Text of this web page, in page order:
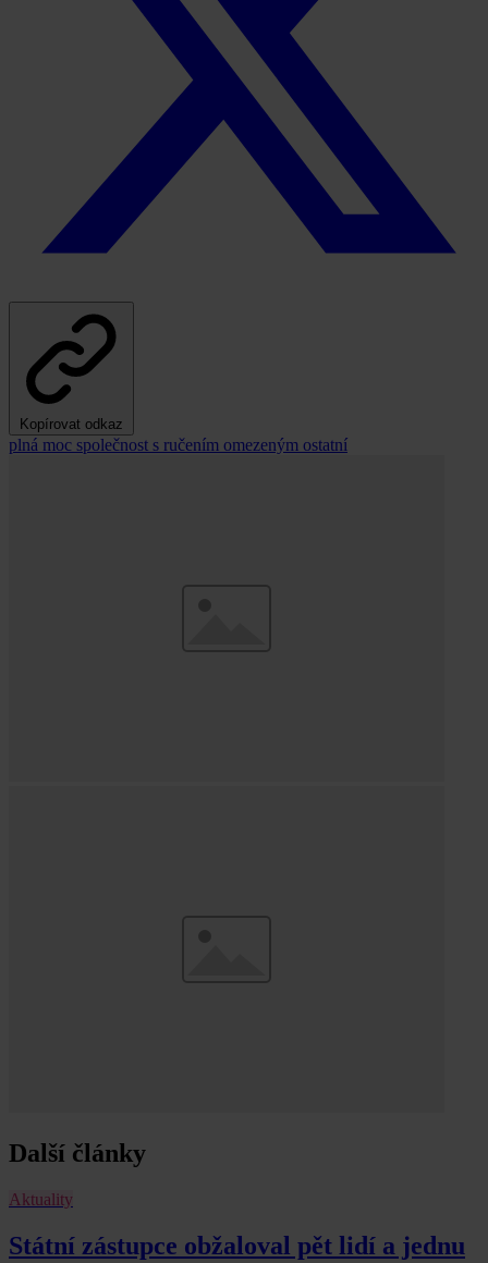
Kopírovat odkaz
plná moc společnost s ručením omezeným ostatní
Další články
Aktuality
Státní zástupce obžaloval pět lidí a jednu